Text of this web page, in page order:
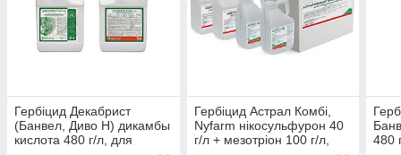
Гербіцид Декабрист
(Банвел, Диво Н) дикамбы
кислота 480 г/л, для
Гербіцид Астрал Комбі,
Nyfarm нікосульфурон 40
г/л + мезотріон 100 г/л,
480